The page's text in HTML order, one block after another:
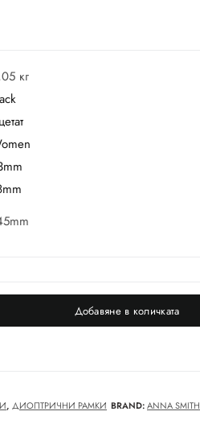
кг
Добавяне в количката
, ДИОПТРИЧНИ РАМКИ BRAND:ANNA SMITH